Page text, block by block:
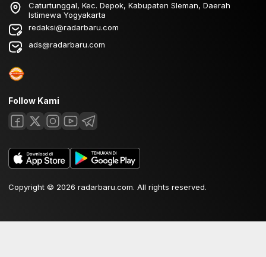
Caturtunggal, Kec. Depok, Kabupaten Sleman, Daerah
Istimewa Yogyakarta
redaksi@radarbaru.com
ads@radarbaru.com
Follow Kami
Copyright © 2026 radarbaru.com. All rights reserved.